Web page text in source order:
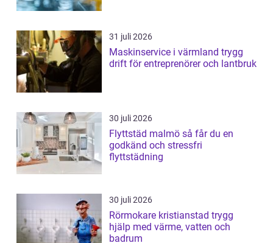
31 juli 2026
Maskinservice i värmland trygg
drift för entreprenörer och lantbruk
30 juli 2026
Flyttstäd malmö så får du en
godkänd och stressfri
flyttstädning
30 juli 2026
Rörmokare kristianstad trygg
hjälp med värme, vatten och
badrum